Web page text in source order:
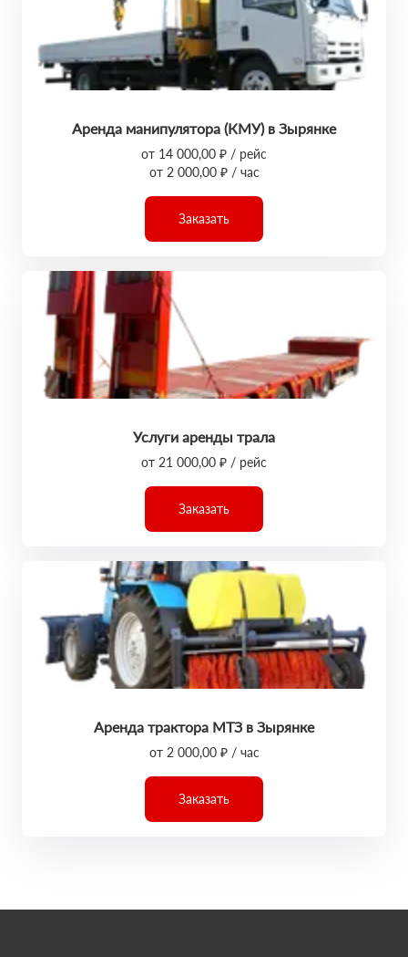
Аренда манипулятора (КМУ) в Зырянке
от 14 000,00 ₽ / рейс
от 2 000,00 ₽ / час
Заказать
Услуги аренды трала
от 21 000,00 ₽ / рейс
Заказать
Аренда трактора МТЗ в Зырянке
от 2 000,00 ₽ / час
Заказать